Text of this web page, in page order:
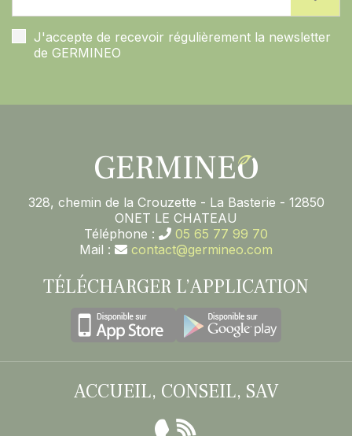
J'accepte de recevoir régulièrement la newsletter
de GERMINEO
328, chemin de la Crouzette - La Basterie - 12850
ONET LE CHATEAU
Téléphone :
05 65 77 99 70
Mail :
contact@germineo.com
TÉLÉCHARGER L’APPLICATION
ACCUEIL, CONSEIL, SAV